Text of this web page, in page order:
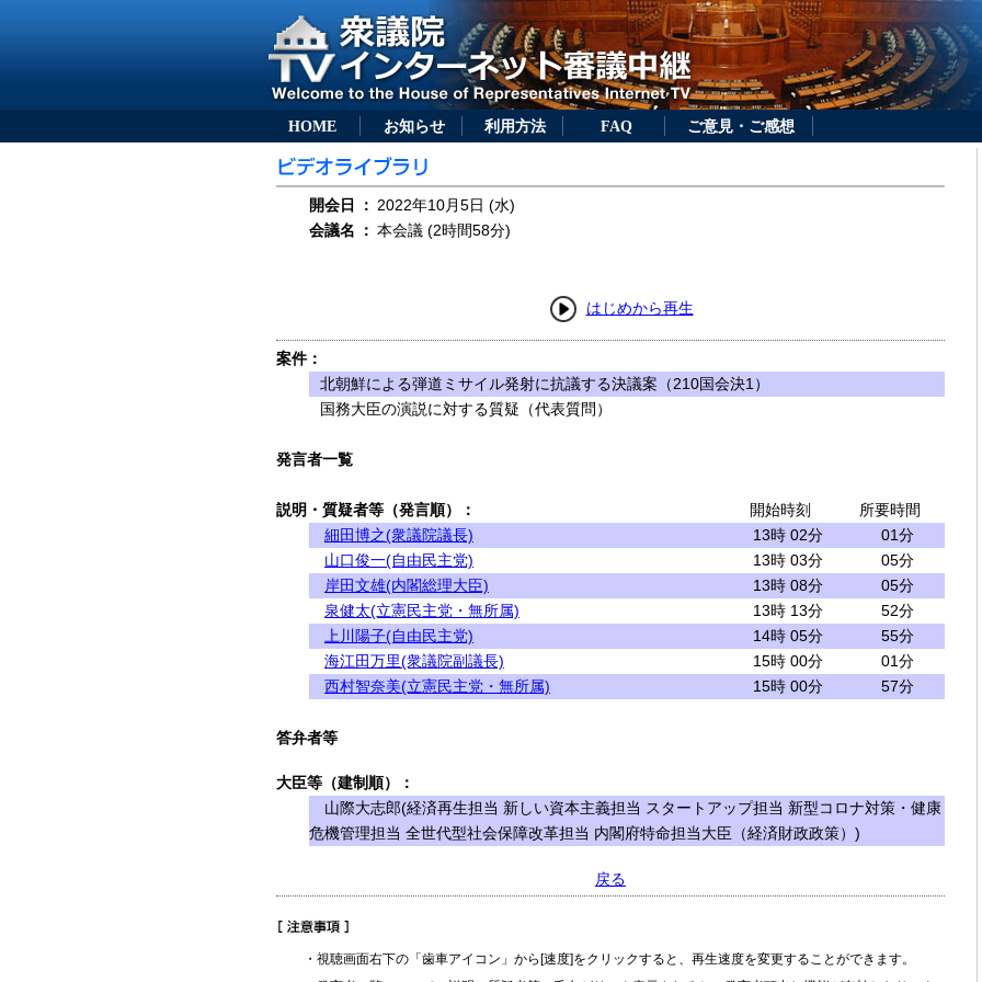
HOME お知らせ 利用方法 FAQ ご意見・ご感想
開会日 ： 2022年10月5日 (水)
会議名
： 本会議 (2時間58分)
はじめから再生
案件：
北朝鮮による弾道ミサイル発射に抗議する決議案（210国会決1）
国務大臣の演説に対する質疑（代表質問）
発言者一覧
説明・質疑者等（発言順）： 開始時刻
所要時間
細田博之(衆議院議長)
13時 02分
01分
山口俊一(自由民主党)
13時 03分
05分
岸田文雄(内閣総理大臣)
13時 08分
05分
泉健太(立憲民主党・無所属)
13時 13分
52分
上川陽子(自由民主党)
14時 05分
55分
海江田万里(衆議院副議長)
15時 00分
01分
西村智奈美(立憲民主党・無所属)
15時 00分 57分
答弁者等
大臣等（建制順）：
山際大志郎(経済再生担当 新しい資本主義担当 スタートアップ担当 新型コロナ対策・健康
危機管理担当 全世代型社会保障改革担当 内閣府特命担当大臣（経済財政政策）)
戻る
・視聴画面右下の「歯車アイコン」から[速度]をクリックすると、再生速度を変更することができます。